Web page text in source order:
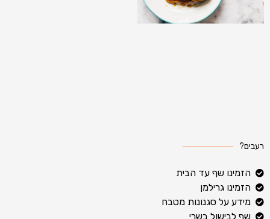
רעבים?
הזמינו שף עד הבית
הזמינו גרילמן
מידע על סגנונות מטבח
שף לבישול בשרי